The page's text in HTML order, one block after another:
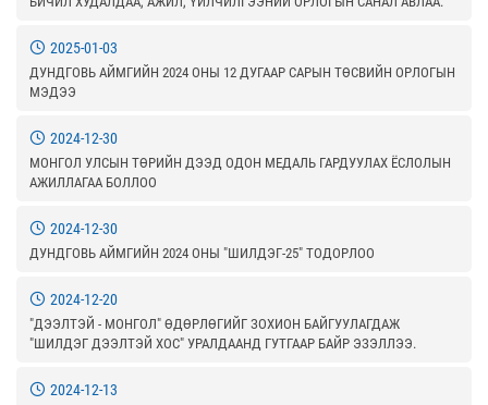
2025-01-03
ДУНДГОВЬ АЙМГИЙН 2024 ОНЫ 12 ДУГААР САРЫН ТӨСВИЙН ОРЛОГЫН
МЭДЭЭ
2024-12-30
МОНГОЛ УЛСЫН ТӨРИЙН ДЭЭД ОДОН МЕДАЛЬ ГАРДУУЛАХ ЁСЛОЛЫН
АЖИЛЛАГАА БОЛЛОО
2024-12-30
ДУНДГОВЬ АЙМГИЙН 2024 ОНЫ "ШИЛДЭГ-25" ТОДОРЛОО
2024-12-20
"ДЭЭЛТЭЙ - МОНГОЛ" ӨДӨРЛӨГИЙГ ЗОХИОН БАЙГУУЛАГДАЖ
"ШИЛДЭГ ДЭЭЛТЭЙ ХОС" УРАЛДААНД ГУТГААР БАЙР ЭЗЭЛЛЭЭ.
2024-12-13